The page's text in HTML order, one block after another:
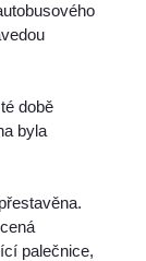
době
byla
palečnice,